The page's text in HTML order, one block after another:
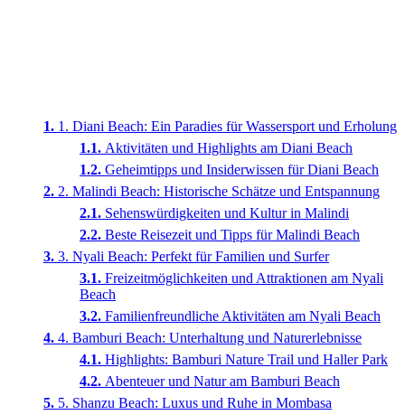
1. Diani Beach: Ein Paradies für Wassersport und Erholung
Aktivitäten und Highlights am Diani Beach
Geheimtipps und Insiderwissen für Diani Beach
2. Malindi Beach: Historische Schätze und Entspannung
Sehenswürdigkeiten und Kultur in Malindi
Beste Reisezeit und Tipps für Malindi Beach
3. Nyali Beach: Perfekt für Familien und Surfer
Freizeitmöglichkeiten und Attraktionen am Nyali
Beach
Familienfreundliche Aktivitäten am Nyali Beach
4. Bamburi Beach: Unterhaltung und Naturerlebnisse
Highlights: Bamburi Nature Trail und Haller Park
Abenteuer und Natur am Bamburi Beach
5. Shanzu Beach: Luxus und Ruhe in Mombasa